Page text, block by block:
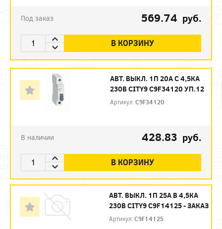
Под заказ 569.74 руб.
В КОРЗИНУ
АВТ. ВЫКЛ. 1П 20А С 4,5КА
230В CITY9 C9F34120 УП.12
Артикул:C9F34120
В наличии 428.83 руб.
В КОРЗИНУ
АВТ. ВЫКЛ. 1П 25А B 4,5КА
230В CITY9 C9F14125 - ЗАКАЗ
Артикул:C9F14125